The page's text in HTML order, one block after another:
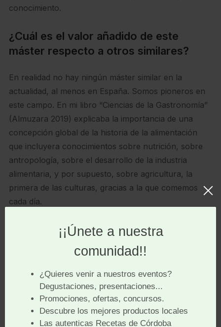
conocimiento.
¿Cuál es el valor añadido de este
máster respecto a otros similares?
En realidad no hay ningún máster similar en la
actualidad, al menos en España. Somos pioneros en
este campo. En mi libro “Ciencias de la Gastronomía”
(Almuzara 2019) explicaba la importancia de una
concepción global de la historia de la alimentación
que incluyera conocimientos sobre nutrición, sobre
antropología, sobre el desarrollo de la industria
alimentaria, y por supuesto, sobre agricultura, la
primera de las culturas, gracias a la que comemos
cada día.
Es decir, no analizamos sólo el acto de comer, sino el
comprender un poco mejor el mundo, de conocer
distintas culturas a través de ese acto recurrente y
cotidiano que realizamos cada día, varias veces
incluso.